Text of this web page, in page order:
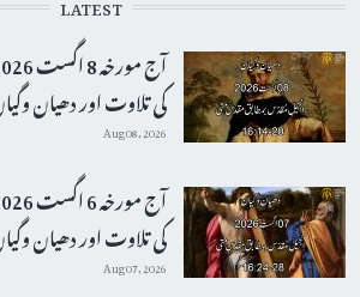
کی تلاوت اور دھیان
Aug 08, 2026
کی تلاوت اور دھیان
Aug 07, 2026